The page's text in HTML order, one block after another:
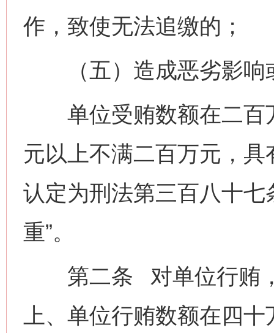
作，致使无法追缴的；
（五）造成恶劣影响
单位受贿数额在二百
元以上不满二百万元，
认定为刑法第三百八十七
重”。
第二条 对单位行贿，
上、单位行贿数额在四